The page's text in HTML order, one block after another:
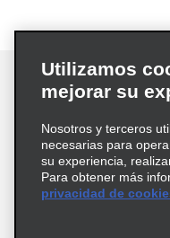
Términos de uso
Información
Utilizamos
mejorar su
Nosotros y terceros
necesarias para
su experiencia,
Para obtener más
privacidad de